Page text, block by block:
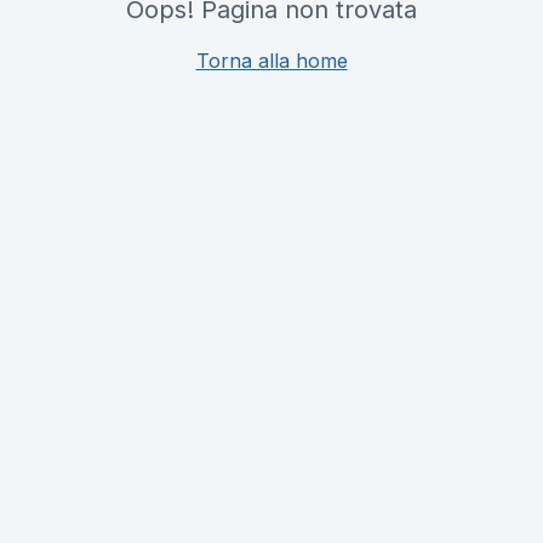
Oops! Pagina non trovata
Torna alla home